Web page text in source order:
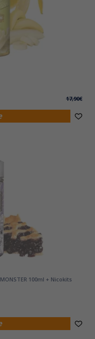
17,90€
MONSTER 100ml + Nicokits